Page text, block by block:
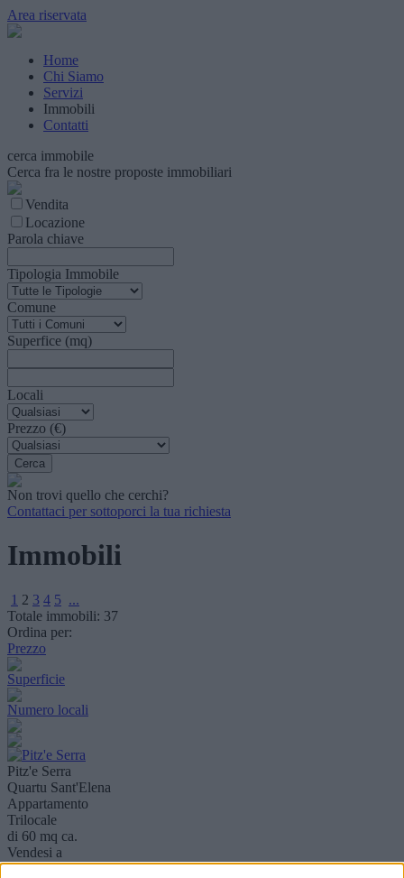
Area riservata
Home
Chi Siamo
Servizi
Immobili
Contatti
cerca immobile
Cerca fra le nostre proposte immobiliari
Vendita
Locazione
Parola chiave
Tipologia Immobile
Comune
Superfice (mq)
Locali
Prezzo (€)
Non trovi quello che cerchi?
Contattaci per sottoporci la tua richiesta
Immobili
1 2 3 4 5 ...
Totale immobili: 37
Ordina per:
Prezzo
Superficie
Numero locali
Pitz'e Serra
Quartu Sant'Elena
Appartamento
Trilocale
di 60 mq ca.
Vendesi a
155.000 €